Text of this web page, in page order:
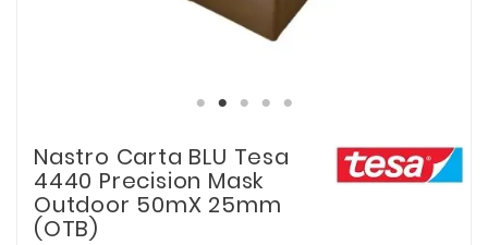
Nastro Carta BLU Tesa
4440 Precision Mask
Outdoor 50mX 25mm
(OTB)